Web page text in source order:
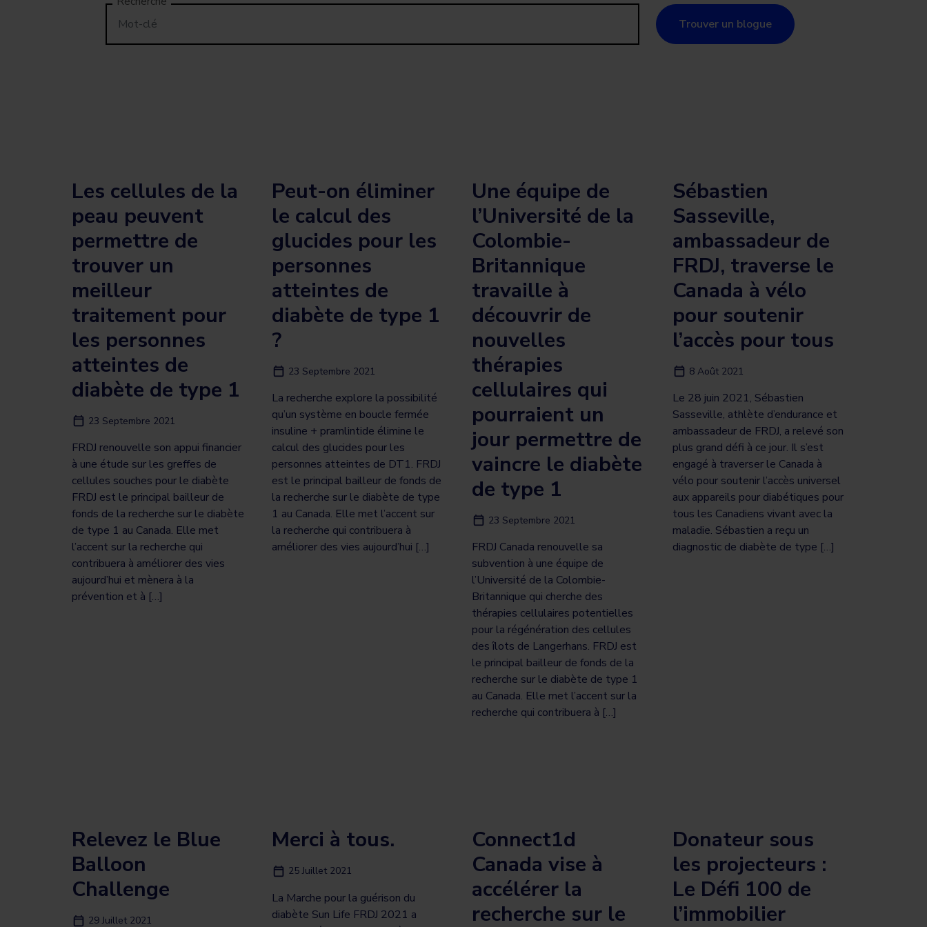
Trouver un blogue
Les cellules de la
peau peuvent
permettre de
trouver un
meilleur
traitement pour
les personnes
atteintes de
diabète de type 1
23 Septembre 2021
FRDJ renouvelle son appui financier
à une étude sur les greffes de
cellules souches pour le diabète
FRDJ est le principal bailleur de
fonds de la recherche sur le diabète
de type 1 au Canada. Elle met
l’accent sur la recherche qui
contribuera à améliorer des vies
aujourd’hui et mènera à la
prévention et à […]
Peut-on éliminer
le calcul des
glucides pour les
personnes
atteintes de
diabète de type 1
?
23 Septembre 2021
La recherche explore la possibilité
qu’un système en boucle fermée
insuline + pramlintide élimine le
calcul des glucides pour les
personnes atteintes de DT1. FRDJ
est le principal bailleur de fonds de
la recherche sur le diabète de type
1 au Canada. Elle met l’accent sur
la recherche qui contribuera à
améliorer des vies aujourd’hui […]
Une équipe de
l’Université de la
Colombie-
Britannique
travaille à
découvrir de
nouvelles
thérapies
cellulaires qui
pourraient un
jour permettre de
vaincre le diabète
de type 1
23 Septembre 2021
FRDJ Canada renouvelle sa
subvention à une équipe de
l’Université de la Colombie-
Britannique qui cherche des
thérapies cellulaires potentielles
pour la régénération des cellules
des îlots de Langerhans. FRDJ est
le principal bailleur de fonds de la
recherche sur le diabète de type 1
au Canada. Elle met l’accent sur la
recherche qui contribuera à […]
Sébastien
Sasseville,
ambassadeur de
FRDJ, traverse le
Canada à vélo
pour soutenir
l’accès pour tous
8 Août 2021
Le 28 juin 2021, Sébastien
Sasseville, athlète d’endurance et
ambassadeur de FRDJ, a relevé son
plus grand défi à ce jour. Il s’est
engagé à traverser le Canada à
vélo pour soutenir l’accès universel
aux appareils pour diabétiques pour
tous les Canadiens vivant avec la
maladie. Sébastien a reçu un
diagnostic de diabète de type […]
Relevez le Blue
Balloon
Challenge
29 Juillet 2021
Merci à tous.
25 Juillet 2021
La Marche pour la guérison du
diabète Sun Life FRDJ 2021 a
Connect1d
Canada vise à
accélérer la
recherche sur le
Donateur sous
les projecteurs :
Le Défi 100 de
l’immobilier